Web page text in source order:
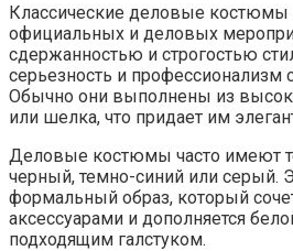
Классические деловые костюмы
официальных и деловых
сдержанностью и строгостью
серьезность и профессионализм
Обычно они выполнены из
или шелка, что придает им
Деловые костюмы часто имеют
черный, темно-синий или серый.
формальный образ, который
аксессуарами и дополняется
подходящим галстуком.